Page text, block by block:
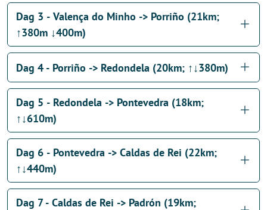
Dag 3 - Valença do Minho -> Porriño (21km;
↑380m ↓400m)
Dag 4 - Porriño -> Redondela (20km; ↑↓380m)
Dag 5 - Redondela -> Pontevedra (18km;
↑↓610m)
Dag 6 - Pontevedra -> Caldas de Rei (22km;
↑↓440m)
Dag 7 - Caldas de Rei -> Padrón (19km;